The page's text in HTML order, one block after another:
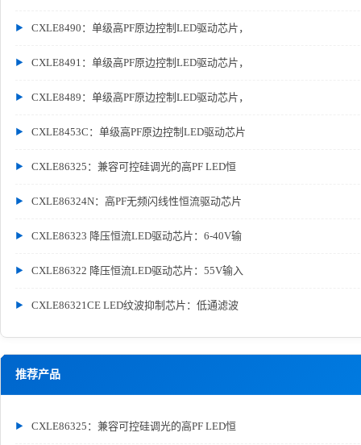
CXLE8490：单级高PF原边控制LED驱动芯片，
CXLE8491：单级高PF原边控制LED驱动芯片，
CXLE8489：单级高PF原边控制LED驱动芯片，
CXLE8453C：单级高PF原边控制LED驱动芯片
CXLE86325：兼容可控硅调光的高PF LED恒
CXLE86324N：高PF无频闪线性恒流驱动芯片
CXLE86323 降压恒流LED驱动芯片：6-40V输
CXLE86322 降压恒流LED驱动芯片：55V输入
CXLE86321CE LED纹波抑制芯片：低通滤波
推荐产品
CXLE86325：兼容可控硅调光的高PF LED恒